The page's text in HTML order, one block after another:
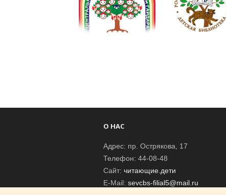
О НАС
Адрес: пр. Острякова, 17
Телефон: 44-08-48
Сайт: читающие.дети
E-Mail: sevcbs-filial5@mail.ru